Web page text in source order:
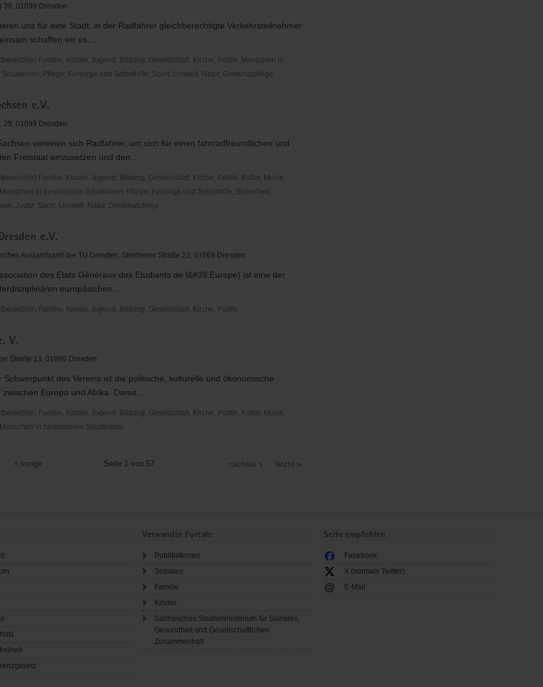
38, 01099 Dresden
uns für eine Stadt, in der Radfahrer gleichberechtigte Verkehrsteilnehmer
schaffen wir es,...
Familie, Kinder, Jugend, Bildung, Gesellschaft, Kirche, Politik, Menschen in
Situationen, Pflege, Fürsorge und Selbsthilfe, Sport, Umwelt, Natur, Denkmalpflege
e.V.
25, 01099 Dresden
vereinen sich Radfahrer, um sich für einen fahrradfreundlichen und
Freistaat einzusetzen und den...
Familie, Kinder, Jugend, Bildung, Gesellschaft, Kirche, Politik, Kultur, Musik,
in besonderen Situationen, Pflege, Fürsorge und Selbsthilfe, Sicherheit,
Justiz, Sport, Umwelt, Natur, Denkmalpflege
e.V.
Auslandsamt der TU Dresden, Strehlener Straße 22, 01069 Dresden
des Etats Généraux des Etudiants de l&#39;Europe) ist eine der
europäischen...
Familie, Kinder, Jugend, Bildung, Gesellschaft, Kirche, Politik
V.
Straße 13, 01099 Dresden
Schwerpunkt des Vereins ist die politische, kulturelle und ökonomische
Europa und Afrika. Damit...
Familie, Kinder, Jugend, Bildung, Gesellschaft, Kirche, Politik, Kultur, Musik,
in besonderen Situationen
vorige Seite 1 von 57 nächste letzte
Verwandte Portale
Publikationen
Soziales
Familie
Kinder
Sächsisches Staatsministerium für Soziales,
Gesundheit und Gesellschaftlichen
Zusammenhalt
Seite empfehlen
Facebook
X (vormals Twitter)
E-Mail